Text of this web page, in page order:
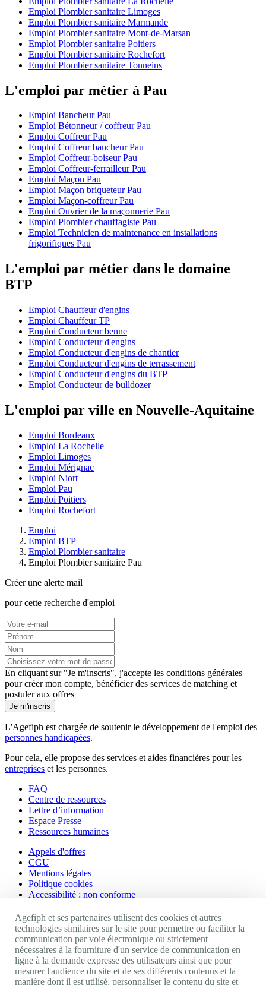
Emploi Plombier sanitaire Limoges
Emploi Plombier sanitaire Marmande
Emploi Plombier sanitaire Mont-de-Marsan
Emploi Plombier sanitaire Poitiers
Emploi Plombier sanitaire Rochefort
Emploi Plombier sanitaire Tonneins
L'emploi par métier à Pau
Emploi Bancheur Pau
Emploi Bétonneur / coffreur Pau
Emploi Coffreur Pau
Emploi Coffreur bancheur Pau
Emploi Coffreur-boiseur Pau
Emploi Coffreur-ferrailleur Pau
Emploi Maçon Pau
Emploi Maçon briqueteur Pau
Emploi Maçon-coffreur Pau
Emploi Ouvrier de la maçonnerie Pau
Emploi Plombier chauffagiste Pau
Emploi Technicien de maintenance en installations
frigorifiques Pau
L'emploi par métier dans le domaine
BTP
Emploi Chauffeur d'engins
Emploi Chauffeur TP
Emploi Conducteur benne
Emploi Conducteur d'engins
Emploi Conducteur d'engins de chantier
Emploi Conducteur d'engins de terrassement
Emploi Conducteur d'engins du BTP
Emploi Conducteur de bulldozer
L'emploi par ville en Nouvelle-Aquitaine
Emploi Bordeaux
Emploi La Rochelle
Emploi Limoges
Emploi Mérignac
Emploi Niort
Emploi Pau
Emploi Poitiers
Emploi Rochefort
Emploi
Emploi BTP
Emploi Plombier sanitaire
Emploi Plombier sanitaire Pau
Créer une alerte mail
pour cette recherche d'emploi
En cliquant sur "Je m'inscris", j'accepte les conditions générales
pour créer mon compte, bénéficier des services de matching et
postuler aux offres
Je m'inscris
L'Agefiph est chargée de soutenir le développement de l'emploi des
personnes handicapées.
Pour cela, elle propose des services et aides financières pour les
entreprises et les personnes.
FAQ
Centre de ressources
Lettre d’information
Espace Presse
Ressources humaines
Appels d'offres
CGU
Mentions légales
Politique cookies
Accessibilité : non conforme
Nos autres sites
Site portail Agefiph
Activateur de progrès
Handinnov
Innovation et recherche
Agefiph et ses partenaires utilisent des cookies et autres
technologies similaires sur le site pour permettre ou faciliter la
communication par voie électronique ou strictement
nécessaires à la fourniture d'un service de communication en
ligne à la demande expresse des utilisateurs ainsi que pour
mesurer l'audience du site et de ses différents contenus et la
manière dont il est utilisé, personnaliser le contenu du site et